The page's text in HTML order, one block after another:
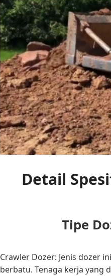
Detail
Tipe
Crawler Dozer: Jenis dozer
berbatu. Tenaga kerja yang